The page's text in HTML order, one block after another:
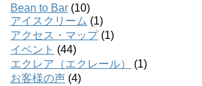
Bean to Bar (10)
アイスクリーム (1)
アクセス・マップ(1)
イベント (44)
エクレア（エクレール）
(1)
お客様の声 (4)